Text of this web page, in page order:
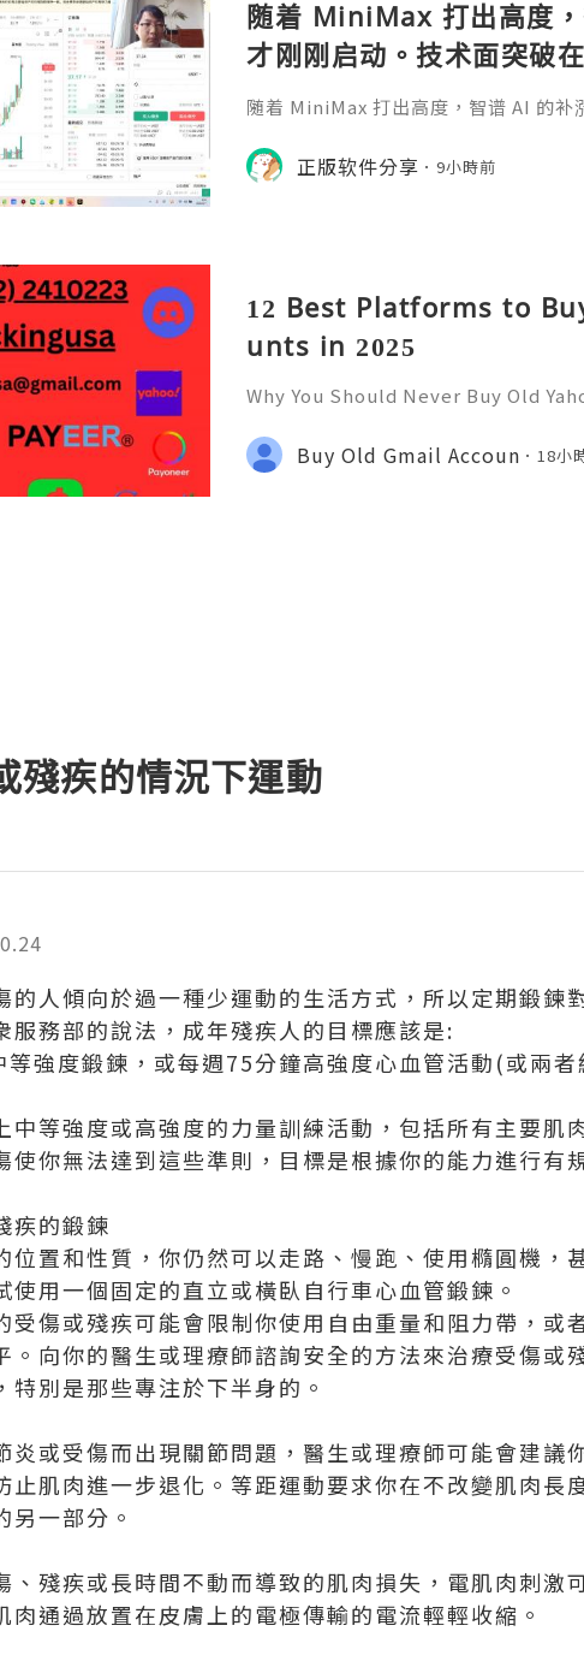
随着 MiniMax 打出高度
才刚刚启动。技术面突破
朗，目标先看 170，顺势
0%得28U买服
随着 MiniMax 打出高度，智谱 AI 的补
来临前享受泡沫化红利 开户美股返佣
n流量卡 https://linktr.ee/
正版软件分享 9小時前
12 Best Platforms to
unts in 2025
Why You Should Never Buy Old
onal communication, business
ccount recovery. Because of
Buy Old Gmail Accoun 18小
殘疾的情況下運動
的人傾向於過一種少運動的生活方式，所以定期鍛鍊
服務部的說法，成年殘疾人的目標應該是:
強度鍛鍊，或每週75分鐘高強度心血管活動(或兩
中等強度或高強度的力量訓練活動，包括所有主要肌
使你無法達到這些準則，目標是根據你的能力進行有
疾的鍛鍊
位置和性質，你仍然可以走路、慢跑、使用橢圓機，
使用一個固定的直立或橫臥自行車心血管鍛鍊。
受傷或殘疾可能會限制你使用自由重量和阻力帶，或
。 向你的醫生或理療師諮詢安全的方法來治療受傷或
特別是那些專注於下半身的。
炎或受傷而出現關節問題，醫生或理療師可能會建議
肌肉進一步退化。 等距運動要求你在不改變肌肉長
另一部分。
、殘疾或長時間不動而導致的肌肉損失，電肌肉刺激
肉通過放置在皮膚上的電極傳輸的電流輕輕收縮。